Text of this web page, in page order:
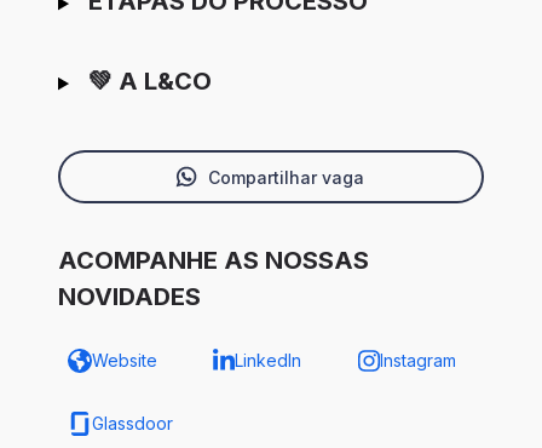
💚 A L&CO
Compartilhar vaga
ACOMPANHE AS NOSSAS
NOVIDADES
Website LinkedIn Instagram
Glassdoor